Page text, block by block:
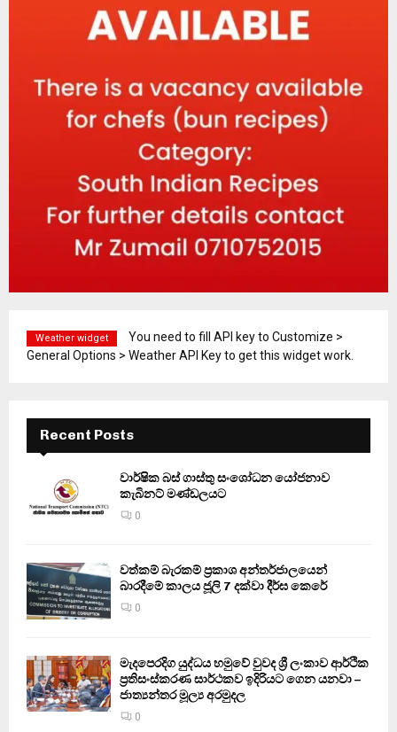
Weather widget
You need to fill API key to Customize >
General Options > Weather API Key to get this widget work.
Recent Posts
වාර්ෂික බස් ගාස්තු සංශෝධන යෝජනාව
කැබිනට් මණ්ඩලයට
0
වත්කම් බැරකම් ප්‍රකාශ අන්තර්ජාලයෙන්
බාරදීමේ කාලය ජූලි 7 දක්වා දීර්ඝ කෙරේ
0
මැදපෙරදිග යුද්ධය හමුවේ වුවද ශ්‍රී ලංකාව ආර්ථික
ප්‍රතිසංස්කරණ සාර්ථකව ඉදිරියට ගෙන යනවා –
ජාත්‍යන්තර මූල්‍ය අරමුදල
0